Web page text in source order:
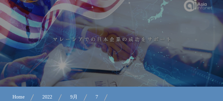
労務サービス
プライバシーポリシー及び著作権について
お問合せ
Home 2022 9月
7